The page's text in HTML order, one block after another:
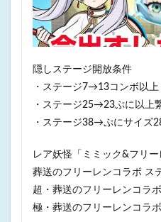
隠しステージ開放条件
・ステージ7→13コンボ以
・ステージ25→23ぷに以上
・ステージ38→ぷにサイズ
レア妖怪「ミミック&フリ
葬送のフリーレンコラボ ス
超・葬送のフリーレンコラ
極・葬送のフリーレンコラ